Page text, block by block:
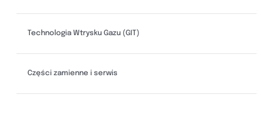
Technologia Wtrysku Gazu (GIT)
Części zamienne i serwis